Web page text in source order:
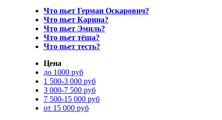
Что пьет Герман Оскарович?
Что пьет Карина?
Что пьет Эмиль?
Что пьет тёща?
Что пьет тесть?
Цена
до 1000 руб
1 500-3 000 руб
3 000-7 500 руб
7 500-15 000 руб
от 15 000 руб